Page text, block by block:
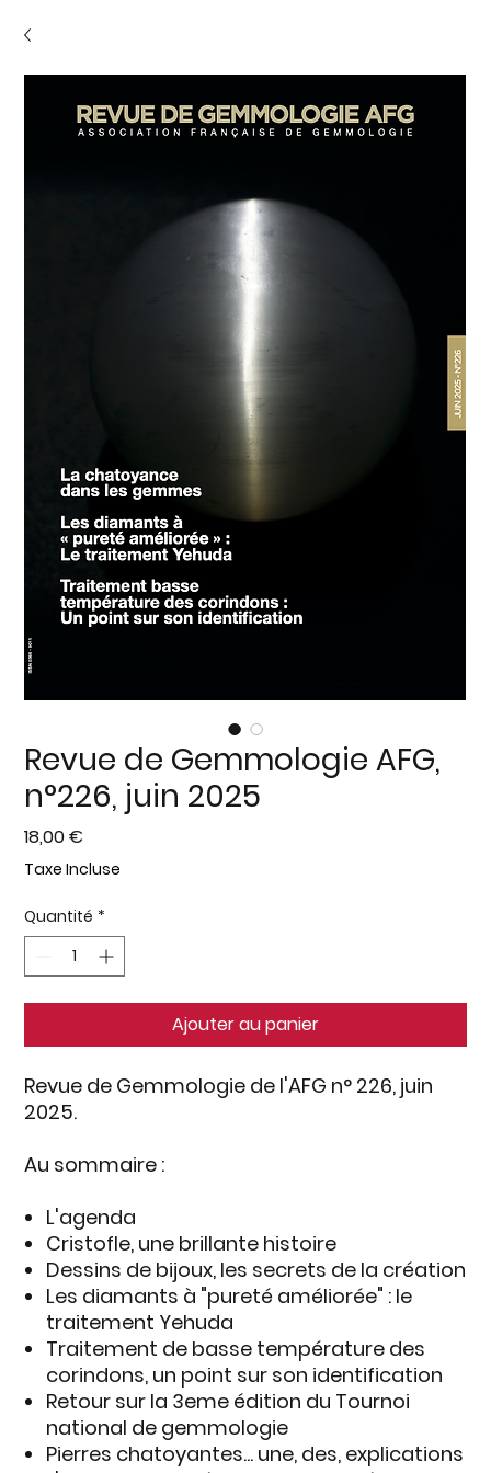
Revue de Gemmologie AFG,
n°226, juin 2025
18,00 €
Taxe Incluse
Quantité *
Ajouter au panier
Revue de Gemmologie de l'AFG n° 226, juin
2025.
Au sommaire :
L'agenda
Cristofle, une brillante histoire
Dessins de bijoux, les secrets de la création
Les diamants à "pureté améliorée" : le
traitement Yehuda
Traitement de basse température des
corindons, un point sur son identification
Retour sur la 3eme édition du Tournoi
national de gemmologie
Pierres chatoyantes... une, des, explications